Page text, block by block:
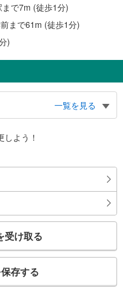
で7m (徒歩1分)
まで61m (徒歩1分)
)
一覧を見る
の出口
しよう！
受け取る
存する